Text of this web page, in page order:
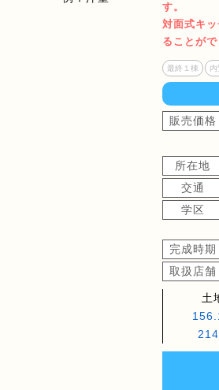
す。
対面式キ
ることがで
最終１棟
販売価格
所在地
交通
学区
完成時期
取扱店舗
土